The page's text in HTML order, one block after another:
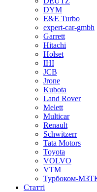
DYM
E&E Turbo
expert-car-gmbh
Garrett
Hitachi
Holset
IHI
JCB
Jrone
Kubota
Land Rover
Melett
Multicar
Renault
Schwitzerr
Tata Motors
Toyota
VOLVO
VTM
Турбоком-
Статті